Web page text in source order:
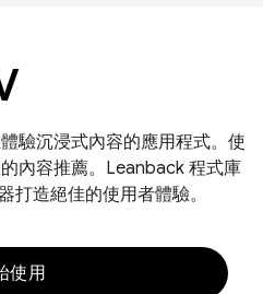
驗沉浸式內容的應用程式。使
內容推薦。Leanback 程式庫
打造絕佳的使用者體驗。
使用